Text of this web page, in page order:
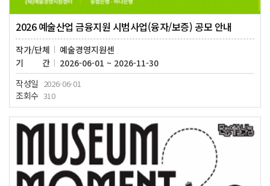
2026 예술산업 금융지원 시범사업(융자/보증) 공모 안내
작가/단체
예술경영지원센
기간
2026-06-01 ~ 2026-11-30
작성일 2026-06-01
조회수 310